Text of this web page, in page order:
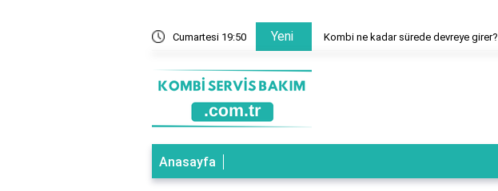
Cumartesi 19:50 Yeni Kombi ne kadar sürede devreye girer?
Anasayfa